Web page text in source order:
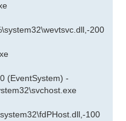
200
(EventSystem) -
100